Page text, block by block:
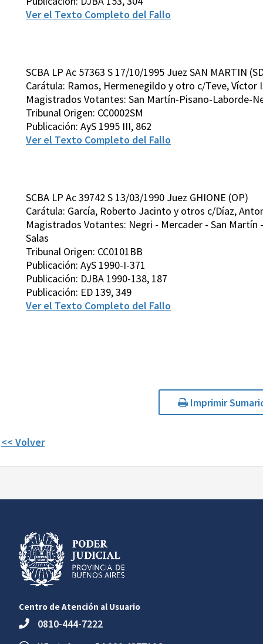
Ver el Texto Completo del Fallo
SCBA LP Ac 57363 S 17/10/1995 Juez SAN MARTIN
Carátula: Ramos, Hermenegildo y otro c/Teve, Víctor
Magistrados Votantes: San Martín-Pisano-Laborde-
Tribunal Origen: CC0002SM
Publicación: AyS 1995 III, 862
Ver el Texto Completo del Fallo
SCBA LP Ac 39742 S 13/03/1990 Juez GHIONE (OP)
Carátula: García, Roberto Jacinto y otros c/Díaz,
Magistrados Votantes: Negri - Mercader - San
Salas
Tribunal Origen: CC0101BB
Publicación: AyS 1990-I-371
Publicación: DJBA 1990-138, 187
Publicación: ED 139, 349
Ver el Texto Completo del Fallo
Imprimir
<< Volver
Centro de Atención al Usuario
0810-444-7222